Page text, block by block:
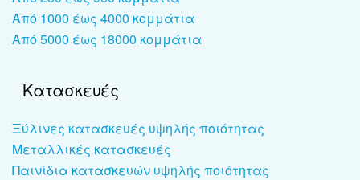
Από 1000 έως 4000 κομμάτια
Από 5000 έως 18000 κομμάτια
Κατασκευές
Ξύλινες κατασκευές υψηλής ποιότητας
Μεταλλικές κατασκευές
Παινίδια κατασκευών υψηλής ποιότητας